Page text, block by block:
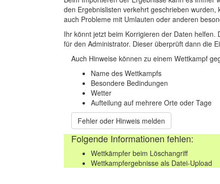
den Ergebnislisten verkehrt geschrieben
auch Probleme mit Umlauten oder anderen
Ihr könnt jetzt beim Korrigieren der Daten
für den Administrator. Dieser überprüft dann die
Auch Hinweise können zu einem Wettkampf
Name des Wettkampfs
Besondere Bedindungen
Wetter
Aufteilung auf mehrere Orte oder Tage
Fehler oder Hinweis melden
Folgende Informationen fehlen:
Wettkämpfer beim Löschangriff
Wettkampfergebnisse als Datei-Upload